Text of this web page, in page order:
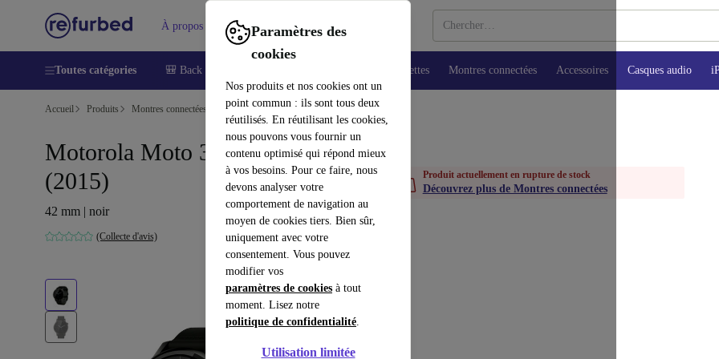
Paramètres des
cookies
Nos produits et nos cookies ont un
point commun : ils sont tous deux
réutilisés. En réutilisant les cookies,
nous pouvons vous fournir un
contenu optimisé qui répond mieux
à vos besoins. Pour ce faire, nous
devons analyser votre
comportement de navigation au
moyen de cookies tiers. Bien sûr,
uniquement avec votre
consentement. Vous pouvez
modifier vos
paramètres de cookies à tout
moment. Lisez notre
politique de confidentialité.
Utilisation limitée
À propos Aide
Toutes catégories 🎒 Back to school Tablettes Montres connectées Accessoires Casques audio
Accueil Produits Montres connectées
Motorola Moto 360 Gen 2
(2015)
42 mm | noir
(Collecte d'avis)
Produit actuellement en rupture de stock
Découvrez plus de Montres connectées